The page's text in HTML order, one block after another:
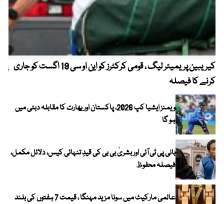
کیریبین پریمیئر لیگ ، قومی کرکٹرز کو این او سی 19 اگست کو جاری
کرنے کا فیصلہ
ویمنز ایشیا کپ 2026، پاکستان اور بھارت کا مقابلہ دبئی میں
ہو گا
بانی پی ٹی آئی اور بشریٰ بی بی کی قیدِ تنہائی کیس، دلائل مکمل،
فیصلہ محفوظ
عالمی مارکیٹ میں سونا مزید مہنگا ، قیمت 7 ہفتوں کی بلند